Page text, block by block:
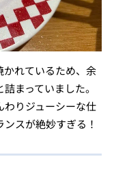
れているため、余
まっていました。
わりジューシーな仕
スが絶妙すぎる！